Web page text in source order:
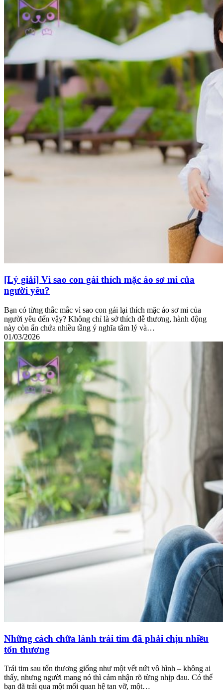
[Lý giải] Vì sao con gái thích mặc áo sơ mi của
người yêu?
Bạn có từng thắc mắc vì sao con gái lại thích mặc áo sơ mi của
người yêu đến vậy? Không chỉ là sở thích dễ thương, hành động
này còn ẩn chứa nhiều tầng ý nghĩa tâm lý và…
01/03/2026
Những cách chữa lành trái tim đã phải chịu nhiều
tổn thương
Trái tim sau tổn thương giống như một vết nứt vô hình – không ai
thấy, nhưng người mang nó thì cảm nhận rõ từng nhịp đau. Có thể
bạn đã trải qua một mối quan hệ tan vỡ, một…